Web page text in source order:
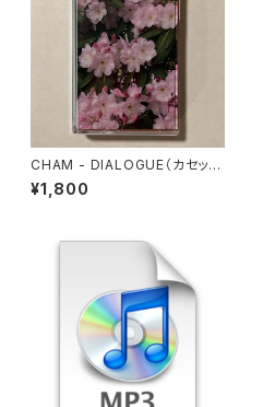
CHAM - DIALOGUE（カセット
テープ版）
¥1,800